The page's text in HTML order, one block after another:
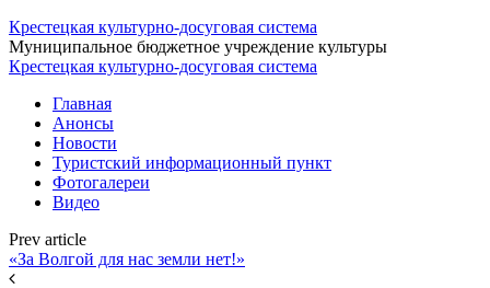
Крестецкая культурно-досуговая система
Муниципальное бюджетное учреждение культуры
Крестецкая культурно-досуговая система
Главная
Анонсы
Новости
Туристский информационный пункт
Фотогалереи
Видео
Prev article
«За Волгой для нас земли нет!»